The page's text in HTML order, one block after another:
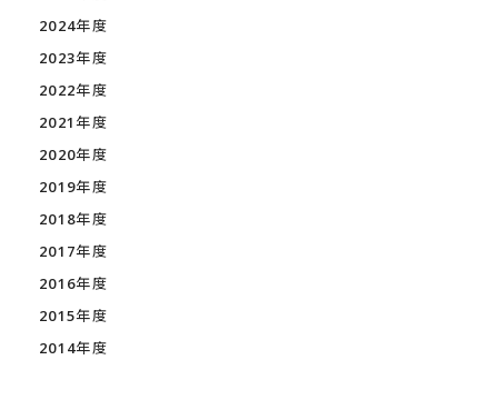
2024年度
2023年度
2022年度
2021年度
2020年度
2019年度
2018年度
2017年度
2016年度
2015年度
2014年度